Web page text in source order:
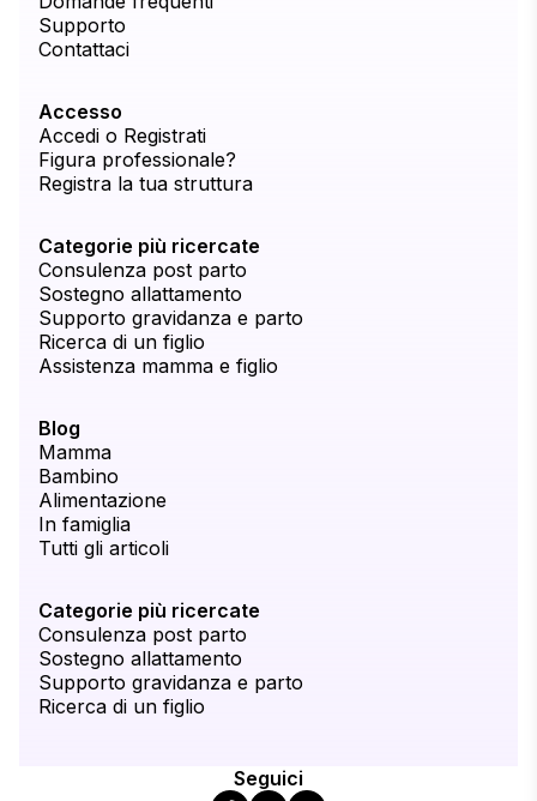
Supporto
Contattaci
Accesso
Accedi o Registrati
Figura professionale?
Registra la tua struttura
Categorie più ricercate
Consulenza post parto
Sostegno allattamento
Supporto gravidanza e parto
Ricerca di un figlio
Assistenza mamma e figlio
Blog
Mamma
Bambino
Alimentazione
In famiglia
Tutti gli articoli
Categorie più ricercate
Consulenza post parto
Sostegno allattamento
Supporto gravidanza e parto
Ricerca di un figlio
Seguici